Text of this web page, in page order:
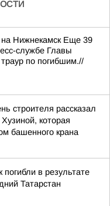
на Нижнекамск Еще 39
службе Главы
по погибшим.//
строителя рассказал
которая
башенного крана
в результате
Татарстан